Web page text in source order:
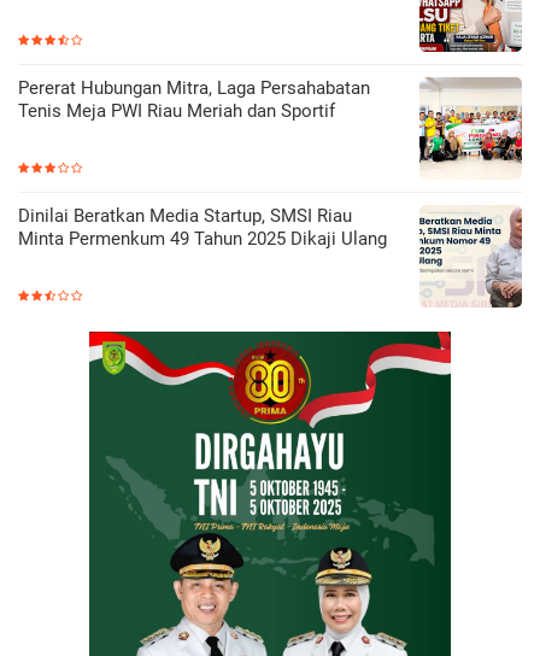
Pererat Hubungan Mitra, Laga Persahabatan
Tenis Meja PWI Riau Meriah dan Sportif
Dinilai Beratkan Media Startup, SMSI Riau
Minta Permenkum 49 Tahun 2025 Dikaji Ulang